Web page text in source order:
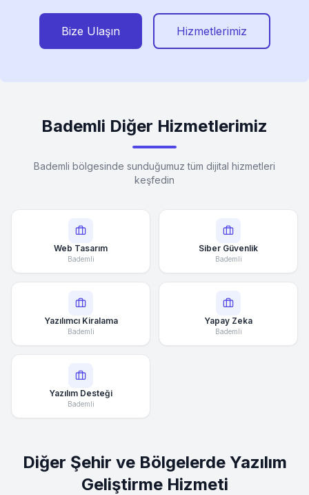
Bize Ulaşın Hizmetlerimiz
Bademli Diğer Hizmetlerimiz
Bademli bölgesinde sunduğumuz tüm dijital hizmetleri
keşfedin
Web Tasarım
Bademli
Siber Güvenlik
Bademli
Yazılımcı Kiralama
Bademli
Yapay Zeka
Bademli
Yazılım Desteği
Bademli
Diğer Şehir ve Bölgelerde Yazılım
Geliştirme Hizmeti